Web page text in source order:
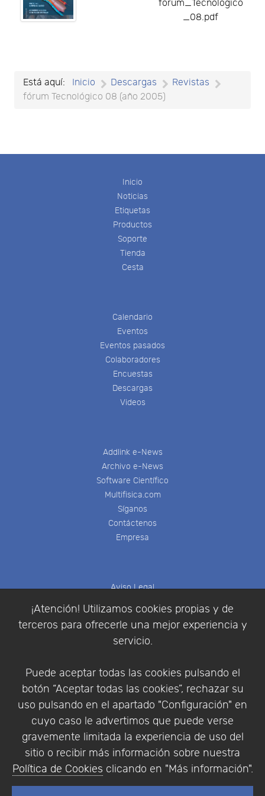
¡Atención! Utilizamos cookies propias y de
terceros para ofrecerle una mejor experiencia y
servicio.
Puede aceptar todas las cookies pulsando el
botón “Aceptar todas las cookies”, rechazar su
uso pulsando en el apartado "Configuración" en
cuyo caso le advertimos que puede verse
gravemente limitada la experiencia de uso del
sitio o recibir más información sobre nuestra
Política de Cookies clicando en "Más información".
forum_Tecnologico
_08.pdf
Está aquí: Inicio Descargas
Revistas
fórum Tecnológico 08 (año 2005)
Inicio
Noticias
Etiquetas
Productos
Soporte
Tienda
Cesta
Calendario
Eventos
Eventos pasados
Colaboradores
Encuestas
Descargas
Videos
Addlink e-News
Archivo e-News
Software Científico
Multifisica.com
Síganos
Contáctenos
Empresa
Aviso Legal
Política de Privacidad
Condiciones de compra
Identificarse
Empresa|Aviso Legal| Política de Privacidad |
Política de Cookies
© Copyright 1994 - 2026. Addlink Software
Científico, S.L.